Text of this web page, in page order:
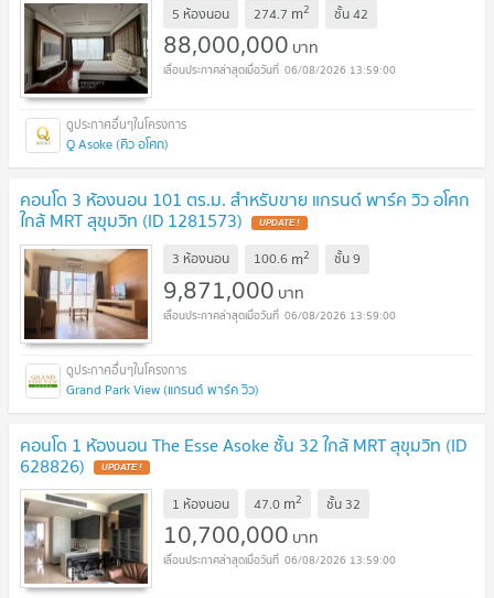
5 ห้องนอน 274.7 m2 ชั้น42
88,000,000 บาท
06/08/2026 13:59:00
Q Asoke (คิว อโศก)
คอนโด 3 ห้องนอน 101 ตร.ม. สำหรับขาย แกรนด์ พาร์ค วิว อโศก
ใกล้ MRT สุขุมวิท (ID 1281573) UPDATE !
3 ห้องนอน 100.6 m2 ชั้น9
9,871,000 บาท
06/08/2026 13:59:00
Grand Park View (แกรนด์ พาร์ค วิว)
คอนโด 1 ห้องนอน The Esse Asoke ชั้น 32 ใกล้ MRT สุขุมวิท (ID
628826) UPDATE !
1 ห้องนอน 47.0 m2 ชั้น 32
10,700,000 บาท
06/08/2026 13:59:00